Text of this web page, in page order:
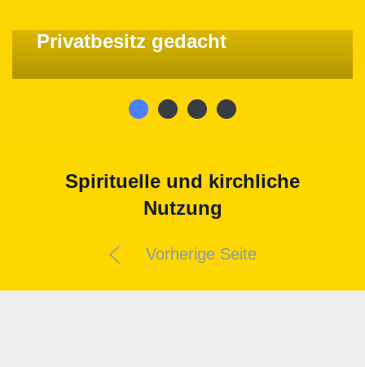
Privatbesitz gedacht
Spirituelle und kirchliche
Nutzung
Vorherige Seite